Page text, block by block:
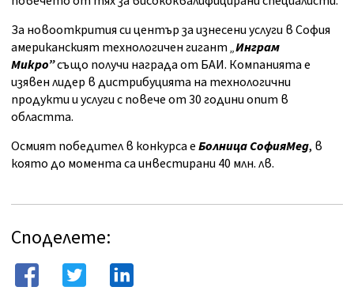
За новооткрития си център за изнесени услуги в София
американският технологичен гигант„Инграм
Микро”също получи награда от БАИ. Компанията е
изявен лидер в дистрибуцията на технологични
продукти и услуги с повече от 30 години опит в
областта.
Осмият победител в конкурса еБолница СофияМед, в
която до момента са инвестирани 40 млн. лв.
Споделете: